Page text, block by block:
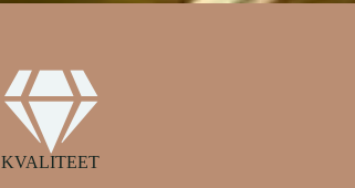
KVALITEET